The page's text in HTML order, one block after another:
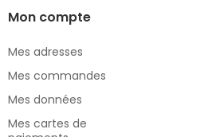
Mon compte
Mes adresses
Mes commandes
Mes données
Mes cartes de